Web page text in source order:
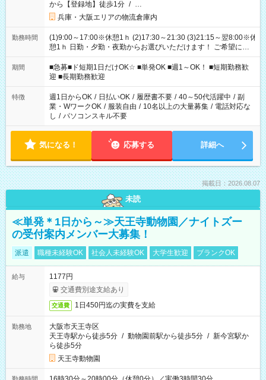
から【登録地】徒歩1分 / …
兵庫・大阪エリアの物流倉庫内
勤務時間
(1)9:00～17:00※休憩1ｈ (2)17:30～21:30 (3)21:15～翌8:00※休
憩1ｈ 日勤・夕勤・夜勤からお選びいただけます！ ご希望に合
わせて働けるお仕事です(*^^*) 【その他選べる勤務時間】 8-17
時/9-17時/9-18時/10-18時/11-21時/18-22時/20-翌4時/21-翌5
時/22-翌6時/0-翌8時 ご自身のご都合で選んで頂ける完全自由シ
フト！
期間
■急募■ド短期1日だけOK☆ ■単発OK ■週1～OK！ ■短期勤務歓
迎 ■長期勤務歓迎
特徴 週1日からOK / 日払いOK / 履歴書不要 / 40～50代活躍中 / 副
業・WワークOK / 服装自由 / 10名以上の大量募集 / 電話対応な
し / パソコンスキル不要
気になる！ 応募する 詳細へ
掲載日：2026.08.07
未読
≪単発＊1日から～≫天王寺動物園／ナイトズー
の受付案内メンバー大募集！
派遣 職種未経験OK 社会人未経験OK 大学生歓迎 ブランクOK
給与
1177円
交通費別途支給あり
交通費 1日450円迄の実費を支給
勤務地
大阪市天王寺区
天王寺駅から徒歩5分 / 動物園前駅から徒歩5分 / 新今宮駅か
ら徒歩5分
天王寺動物園